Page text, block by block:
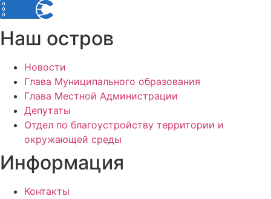
Наш остров
Новости
Глава Муниципального образования
Глава Местной Администрации
Депутаты
Отдел по благоустройству территории и
окружающей среды
Информация
Контакты